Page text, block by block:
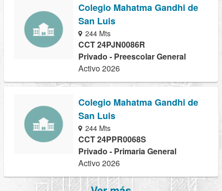
Colegio Mahatma Gandhi de
San Luis
244 Mts
CCT 24PJN0086R
Privado - Preescolar General
Activo 2026
Colegio Mahatma Gandhi de
San Luis
244 Mts
CCT 24PPR0068S
Privado - Primaria General
Activo 2026